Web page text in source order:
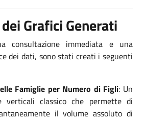
Grafici Generati
consultazione immediata e una
dei dati, sono stati creati i seguenti
Famiglie per Numero di Figli: Un
verticali classico che permette di
il volume assoluto di